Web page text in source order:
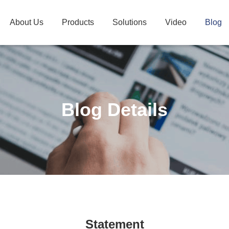
About Us Products Solutions Video Blog
Blog Details
Statement